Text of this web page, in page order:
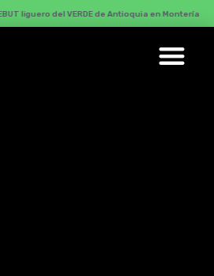
liguero del VERDE de Antioquia en Montería